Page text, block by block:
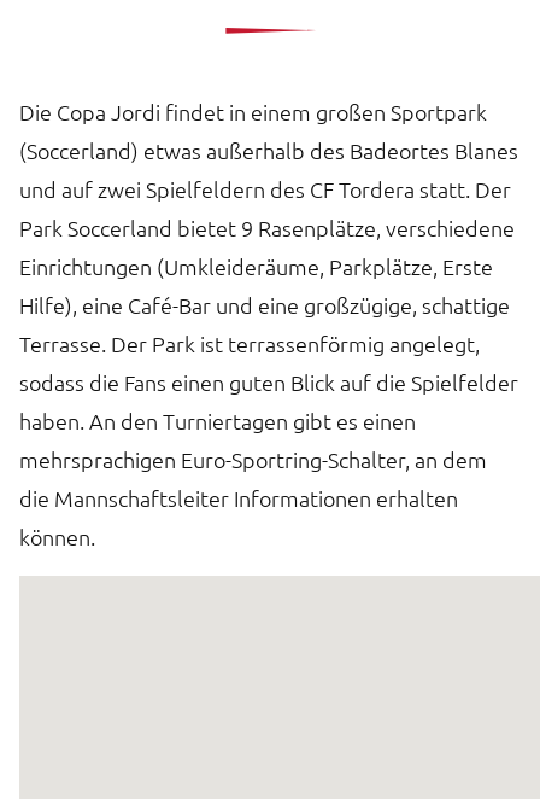
Die Copa Jordi findet in einem großen Sportpark
(Soccerland) etwas außerhalb des Badeortes Blanes
und auf zwei Spielfeldern des CF Tordera statt. Der
Park Soccerland bietet 9 Rasenplätze, verschiedene
Einrichtungen (Umkleideräume, Parkplätze, Erste
Hilfe), eine Café-Bar und eine großzügige, schattige
Terrasse. Der Park ist terrassenförmig angelegt,
sodass die Fans einen guten Blick auf die Spielfelder
haben. An den Turniertagen gibt es einen
mehrsprachigen Euro-Sportring-Schalter, an dem
die Mannschaftsleiter Informationen erhalten
können.